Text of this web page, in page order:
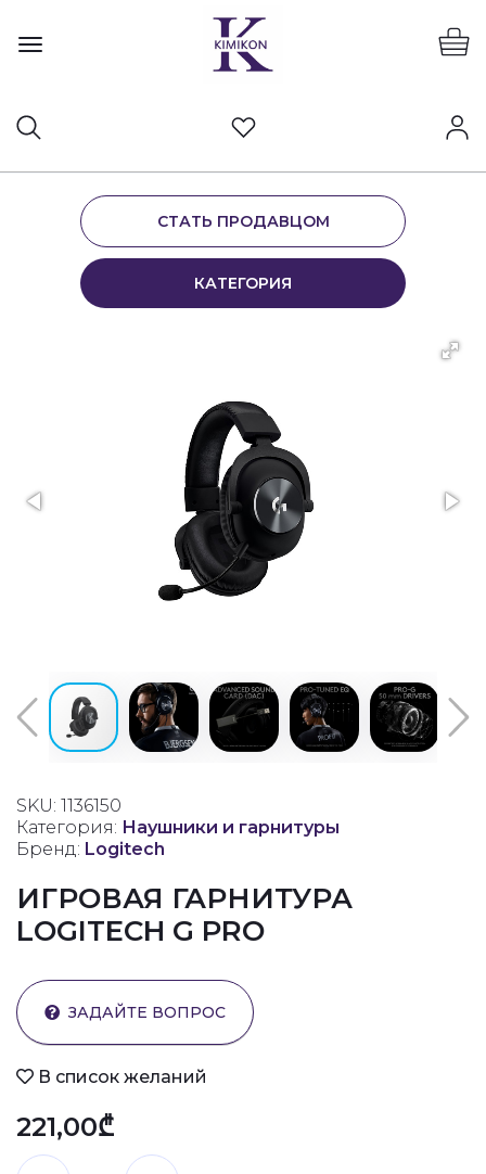
СТАТЬ ПРОДАВЦОМ
КАТЕГОРИЯ
SKU: 1136150
Категория: Наушники и гарнитуры
Бренд: Logitech
ИГРОВАЯ ГАРНИТУРА
LOGITECH G PRO
ЗАДАЙТЕ ВОПРОС
В список желаний
221,00₾